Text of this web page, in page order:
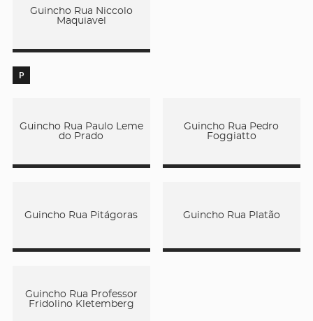
Guincho Rua Niccolo
Maquiavel
P
Guincho Rua Paulo Leme
do Prado
Guincho Rua Pedro
Foggiatto
Guincho Rua Pitágoras Guincho Rua Platão
Guincho Rua Professor
Fridolino Kletemberg